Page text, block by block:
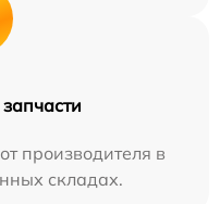
производителя в
складах.